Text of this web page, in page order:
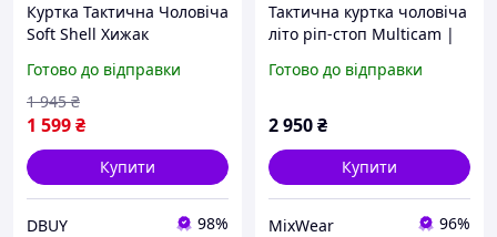
Куртка Тактична Чоловіча
Soft Shell Хижак
Водонепроникна Зелена
DBUY
Готово до відправки
1 599₴
1 945 ₴
Купити
DBUY 98%
Тактична куртка чоловіча
літо ріп-стоп Multicam |
камуфляж Мультикам
Готово до відправки
2 950₴
Купити
MixWear 96%